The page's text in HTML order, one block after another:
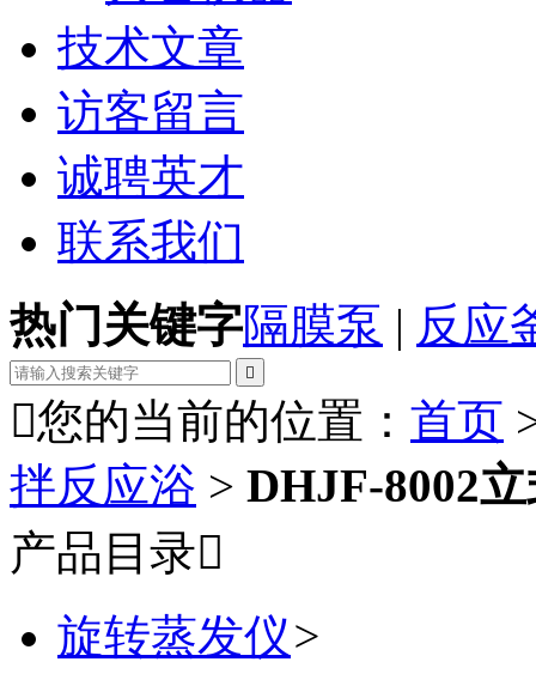
技术文章
访客留言
诚聘英才
联系我们
热门关键字隔膜泵 | 反应

您的当前的位置： 首页
拌反应浴 > DHJF-8002
产品目录
旋转蒸发仪>